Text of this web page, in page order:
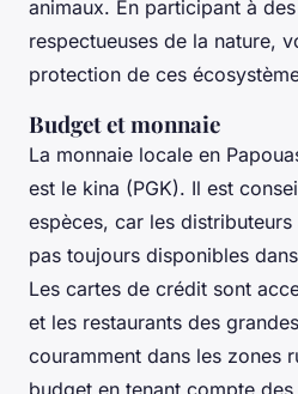
animaux. En participant à
respectueuses de la nature,
protection de ces
Budget et monnaie
La monnaie locale en
est le kina (PGK). Il est
espèces, car les
pas toujours disponibles
Les cartes de crédit sont
et les restaurants des
couramment dans les zones